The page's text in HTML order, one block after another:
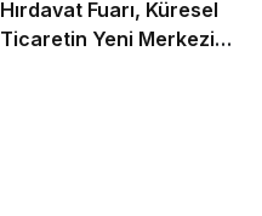
Hırdavat Fuarı, Küresel
Ticaretin Yeni Merkezi